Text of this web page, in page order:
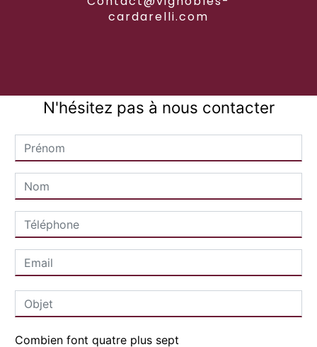
cardarelli.com
N'hésitez pas à nous contacter
Combien font quatre plus sept